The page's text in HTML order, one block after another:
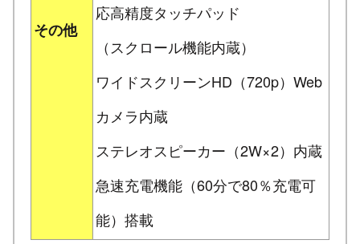
その他
応高精度タッチパッド
（スクロール機能内蔵）
ワイドスクリーンHD（720p）Web
カメラ内蔵
ステレオスピーカー（2W×2）内蔵
急速充電機能（60分で80％充電可
能）搭載